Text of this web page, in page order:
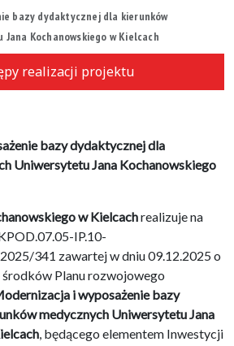
bazy dydaktycznej dla kierunków
Kochanowskiego w Kielcach
realizacji projektu
bazy dydaktycznej dla
Uniwersytetu Jana Kochanowskiego
w Kielcachrealizuje na
IP.10-
341 zawartej w dniu 09.12.2025 o
Planu rozwojowego
i wyposażenie bazy
medycznych Uniwersytetu Jana
, będącego elementem Inwestycji